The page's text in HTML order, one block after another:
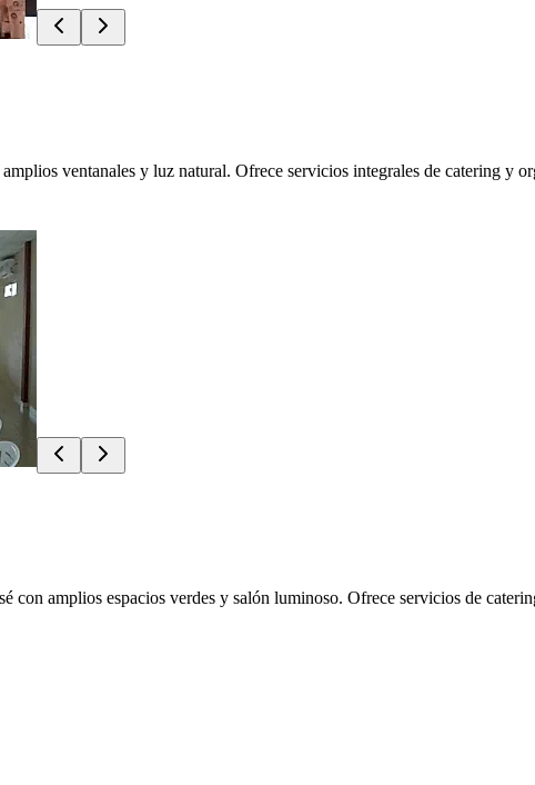
ventanales y luz natural. Ofrece servicios integrales de catering y
con amplios espacios verdes y salón luminoso. Ofrece servicios de